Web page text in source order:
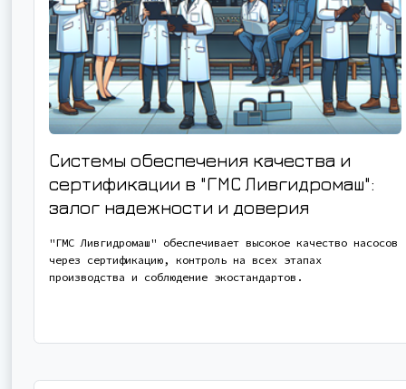
Системы обеспечения качества и
сертификации в "ГМС Ливгидромаш":
залог надежности и доверия
"ГМС Ливгидромаш" обеспечивает высокое качество насосов
через сертификацию, контроль на всех этапах
производства и соблюдение экостандартов.